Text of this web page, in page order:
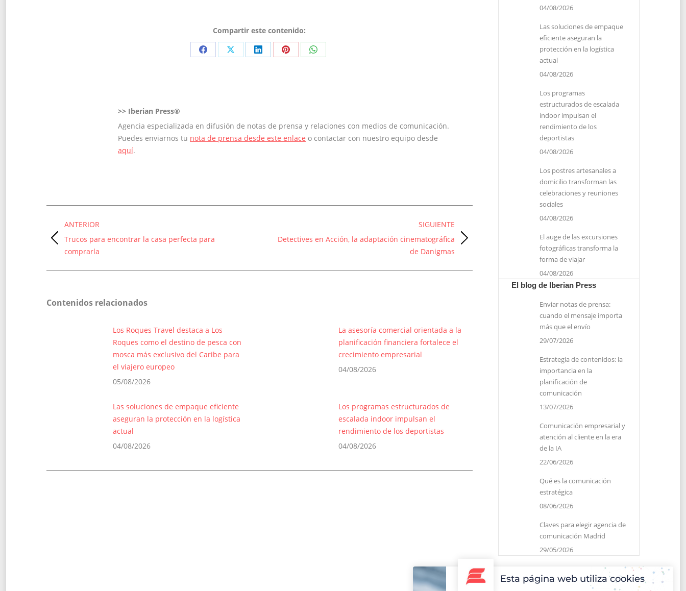
Compartir este contenido:
Share Share Share Share Share
>> Iberian Press®
Agencia especializada en difusión de notas de prensa y relaciones con medios de comunicación.
Puedes enviarnos tu nota de prensa desde este enlace o contactar con nuestro equipo desde
aquí.
entre
entradas
ANTERIOR
Entrada
anterior:
Trucos para encontrar la casa perfecta para
comprarla
SIGUIENTE
Entrada
Detectives en Acción, la adaptación cinematográfica
de Danigmas
Contenidos relacionados
Los Roques Travel destaca a Los
Roques como el destino de pesca con
mosca más exclusivo del Caribe para
el viajero europeo
05/08/2026
La asesoría comercial orientada a la
planificación financiera fortalece el
crecimiento empresarial
04/08/2026
Las soluciones de empaque eficiente
aseguran la protección en la logística
actual
04/08/2026
Los programas estructurados de
escalada indoor impulsan el
rendimiento de los deportistas
04/08/2026
04/08/2026
Las soluciones de empaque
eficiente aseguran la
protección en la logística
actual
04/08/2026
Los programas
estructurados de escalada
indoor impulsan el
rendimiento de los
deportistas
04/08/2026
Los postres artesanales a
domicilio transforman las
celebraciones y reuniones
sociales
04/08/2026
El auge de las excursiones
fotográficas transforma la
forma de viajar
04/08/2026
El blog de Iberian Press
Enviar notas de prensa:
cuando el mensaje importa
más que el envío
29/07/2026
Estrategia de contenidos: la
importancia en la
planificación de
comunicación
13/07/2026
Comunicación empresarial y
atención al cliente en la era
de la IA
22/06/2026
Qué es la comunicación
estratégica
08/06/2026
Claves para elegir agencia de
comunicación Madrid
29/05/2026
Esta página web utiliza cookies